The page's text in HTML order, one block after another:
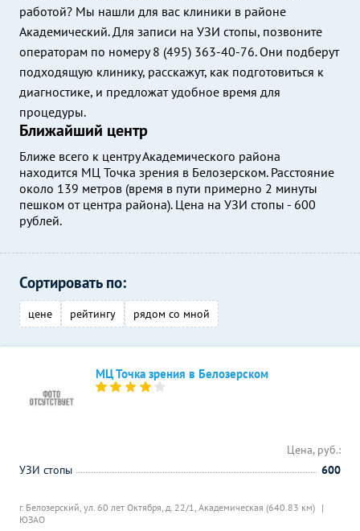
работой? Мы нашли для вас клиники в районе
Академический. Для записи на УЗИ стопы, позвоните
операторам по номеру 8 (495) 363-40-76. Они подберут
подходящую клинику, расскажут, как подготовиться к
диагностике, и предложат удобное время для
процедуры.
Ближайший центр
Ближе всего к центру Академического района
находится МЦ Точка зрения в Белозерском. Расстояние
около 139 метров (время в пути примерно 2 минуты
пешком от центра района). Цена на УЗИ стопы - 600
рублей.
Сортировать по:
цене рейтингу рядом со мной
МЦ Точка зрения в Белозерском
г. Белозерский, ул. 60 лет Октября, д. 22/1, Академическая (640.83 км)
ЮЗАО
Цена, руб.:
УЗИ стопы
600